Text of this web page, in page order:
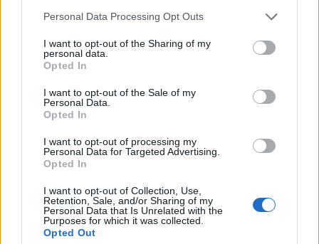
Please note that this website/app uses one or more Google
not limited to your visit or usage behaviour. You may click to
grant or deny consent to Google and its third-party tags to
use your data for below specified purposes in below Google
consent section.
Personal Data Processing Opt Outs
I want to opt-out of the Sharing of my
personal data.
Opted In
I want to opt-out of the Sale of my
Personal Data.
Opted In
I want to opt-out of processing my
Personal Data for Targeted Advertising.
Opted In
I want to opt-out of Collection, Use,
Retention, Sale, and/or Sharing of my
Personal Data that Is Unrelated with the
Purposes for which it was collected.
Opted Out
gasolina y el diésel
Lucía Herrera · 7 Ago 2026
NEWS